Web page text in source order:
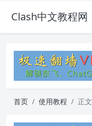
Clash中文教程网
首页 使用教程 正文